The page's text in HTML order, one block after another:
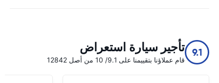
9.1 تأجير سيارة استعراض
قام عملاؤنا بتقييمنا على 9.1/ 10 من أصل 12842